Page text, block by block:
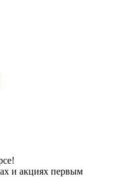
и акциях первым